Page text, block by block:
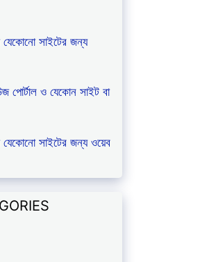
যেকোনো সাইটের জন্য
পোর্টাল ও যেকোন সাইট বা
যেকোনো সাইটের জন্য ওয়েব